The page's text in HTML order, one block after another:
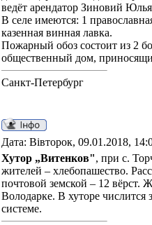
ведёт арендатор Зиновий
В селе имеются: 1
казенная винная лавка.
Пожарный обоз состоит из 2
общественный дом,
Санкт-Петербург
Дата: Вівторок, 09.01.2018,
Хутор „Витенков", при с.
жителей – хлебопашество.
почтовой земской – 12 вёрст.
Володарке. В хуторе
системе.